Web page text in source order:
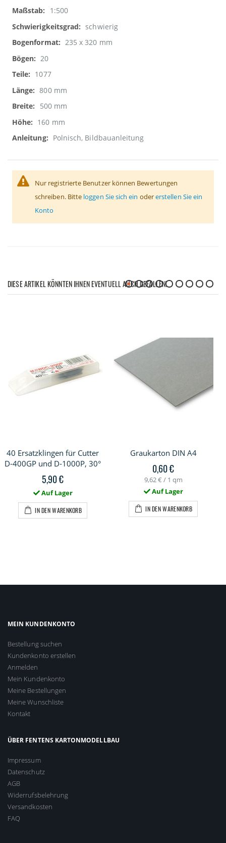
1:500
schwierig
235 x 320 mm
20
1077
800 mm
500 mm
160 mm
Polnisch, Bildbauanleitung
Nur registrierte Benutzer können Bewertungen
schreiben. Bitte loggen Sie sich ein odererstellen Sie ein
Konto
DIESE ARTIKEL KÖNNTEN IHNEN EVENTUELL AUCH GEFALLEN!
40 Ersatzklingen für Cutter
D-400GP und D-1000P, 30°
5,90 €
Auf Lager
IN DEN WARENKORB
Graukarton DIN A4
0,60 €
9,62 € / 1 qm
Auf Lager
IN DEN WARENKORB
MEIN KUNDENKONTO
Bestellung suchen
Kundenkonto erstellen
Anmelden
Mein Kundenkonto
Meine Bestellungen
Meine Wunschliste
Kontakt
ÜBER FENTENS KARTONMODELLBAU
Impressum
Datenschutz
AGB
Widerrufsbelehrung
Versandkosten
FAQ